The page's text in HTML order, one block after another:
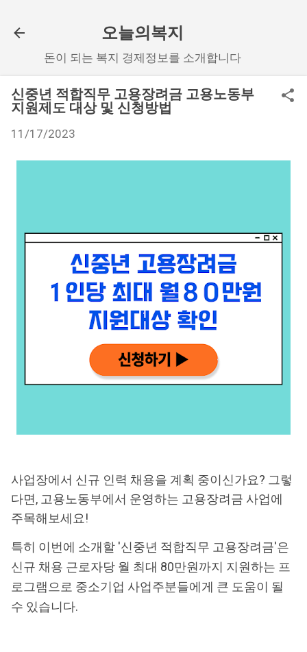
오늘의복지
돈이 되는 복지 경제정보를 소개합니다
신중년 적합직무 고용장려금 고용노동부
지원제도 대상 및 신청방법
11/17/2023
사업장에서 신규 인력 채용을 계획 중이신가요? 그렇
다면, 고용노동부에서 운영하는 고용장려금 사업에
주목해보세요!
특히 이번에 소개할 '신중년 적합직무 고용장려금'은
신규 채용 근로자당 월 최대 80만원까지 지원하는 프
로그램으로 중소기업 사업주분들에게 큰 도움이 될
수 있습니다.